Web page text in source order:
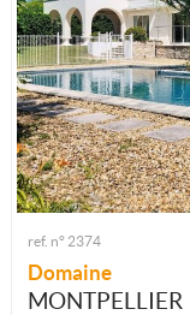
ref. n° 2374
Domaine
MONTPELLIER